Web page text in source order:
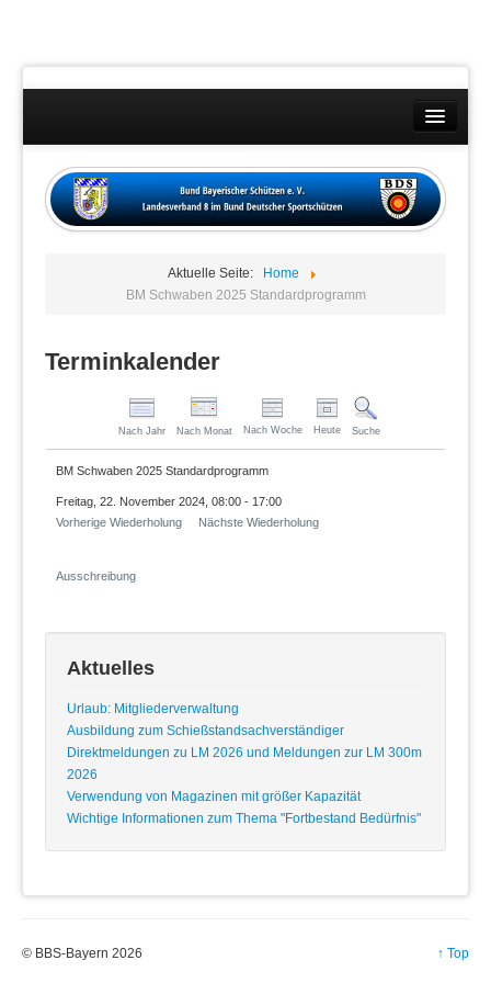
Wettkämpfe
Datenschutzübersicht
Aktuelle Seite:
Home
BM Schwaben 2025 Standardprogramm
Terminkalender
Nach Jahr Nach Monat Nach Woche Heute Suche
BM Schwaben 2025 Standardprogramm
Freitag, 22. November 2024, 08:00 - 17:00
Vorherige Wiederholung
Nächste Wiederholung
Ausschreibung
Aktuelles
Urlaub: Mitgliederverwaltung
Ausbildung zum Schießstandsachverständiger
Direktmeldungen zu LM 2026 und Meldungen zur LM 300m
2026
Verwendung von Magazinen mit größer Kapazität
Wichtige Informationen zum Thema "Fortbestand Bedürfnis"
↑ Top
© BBS-Bayern 2026